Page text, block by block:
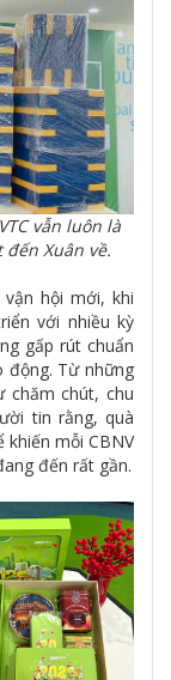
vẫn luôn là
Xuân về.
hội mới, khi
với nhiều kỳ
gấp rút chuẩn
động. Từ những
chăm chút, chu
tin rằng, quà
khiến mỗi CBNV
đến rất gần.